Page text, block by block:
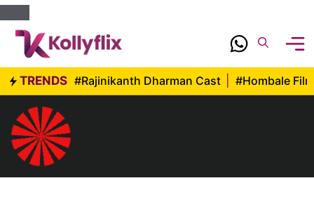
Skip
content
TRENDS #Rajinikanth Dharman Cast #Hombale